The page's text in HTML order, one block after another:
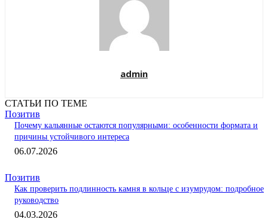
admin
СТАТЬИ ПО ТЕМЕ
Позитив
Почему кальянные остаются популярными: особенности формата и
причины устойчивого интереса
06.07.2026
Позитив
Как проверить подлинность камня в кольце с изумрудом: подробное
руководство
04.03.2026